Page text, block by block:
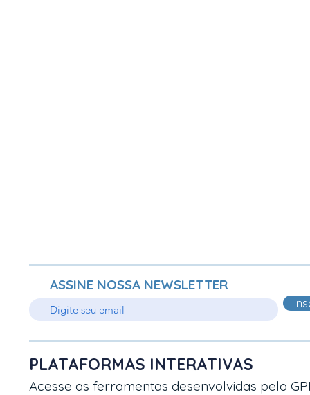
ASSINE NOSSA NEWSLETTER
PLATAFORMAS INTERATIVAS
Acesse as ferramentas desenvolvidas pelo